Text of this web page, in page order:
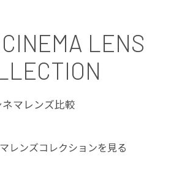
LENS
ネマレンズ比較
レンズコレクションを見る